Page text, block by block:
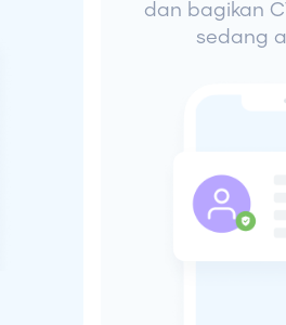
dan bagikan
sedang